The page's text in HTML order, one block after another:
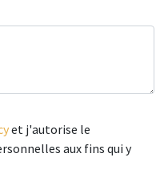
et j'autorise le
aux fins qui y